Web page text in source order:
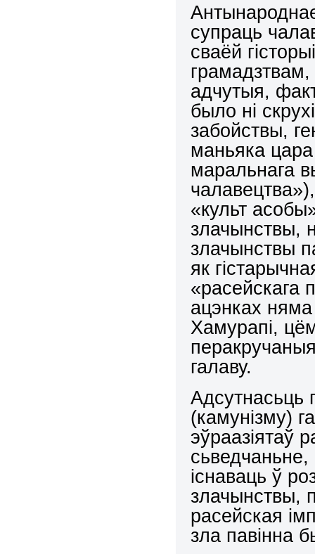
супраць
сваёй
адчутыя,
было ні
забойствы,
маньяка
маральнага
«культ
злачынствы,
злачынствы
як
«расейскага
ацэнках
Хамурапі,
галаву.
(камунізму)
эўраазіятаў
існаваць ў
злачынствы,
расейская
зла павінна